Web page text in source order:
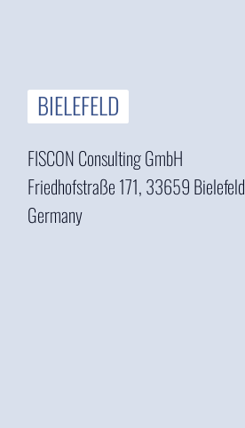
BIELEFELD
FISCON Consulting GmbH
Friedhofstraße 171, 33659 Bielefeld
Germany